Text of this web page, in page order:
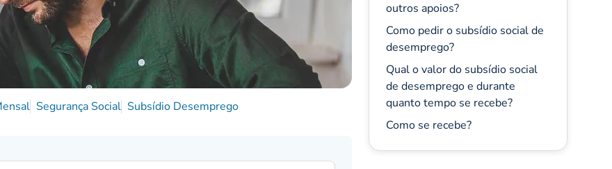
Segurança Social Subsídio Desemprego
outros apoios?
Como pedir o subsídio social de
desemprego?
Qual o valor do subsídio social
de desemprego e durante
quanto tempo se recebe?
Como se recebe?